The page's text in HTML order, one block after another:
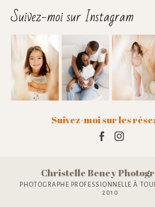
Ajouter un commentaire
Suivez-moi sur Instagram
Suivez-moi sur les
Christelle Beney
PHOTOGRAPHE PROFESSIONNELLE À
2010